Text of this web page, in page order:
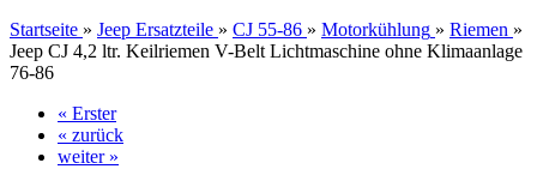
Startseite » Jeep Ersatzteile » CJ 55-86 » Motorkühlung » Riemen »
Jeep CJ 4,2 ltr. Keilriemen V-Belt Lichtmaschine ohne Klimaanlage
76-86
« Erster
« zurück
weiter »